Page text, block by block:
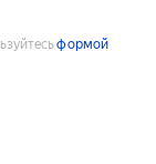
формой